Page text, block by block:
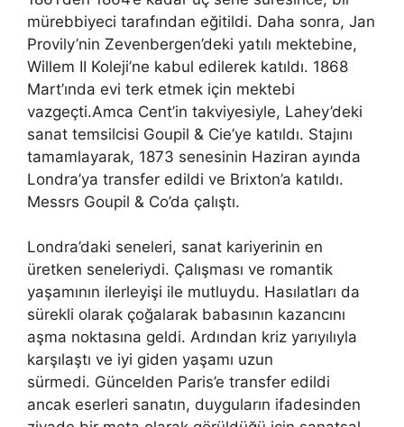
mürebbiyeci tarafından eğitildi. Daha sonra, Jan
Provily’nin Zevenbergen’deki yatılı mektebine,
Willem II Koleji’ne kabul edilerek katıldı. 1868
Mart’ında evi terk etmek için mektebi
vazgeçti.Amca Cent’in takviyesiyle, Lahey’deki
sanat temsilcisi Goupil & Cie’ye katıldı. Stajını
tamamlayarak, 1873 senesinin Haziran ayında
Londra’ya transfer edildi ve Brixton’a katıldı.
Messrs Goupil & Co’da çalıştı.
Londra’daki seneleri, sanat kariyerinin en
üretken seneleriydi. Çalışması ve romantik
yaşamının ilerleyişi ile mutluydu. Hasılatları da
sürekli olarak çoğalarak babasının kazancını
aşma noktasına geldi. Ardından kriz yarıyılıyla
karşılaştı ve iyi giden yaşamı uzun
sürmedi. Güncelden Paris’e transfer edildi
ancak eserleri sanatın, duyguların ifadesinden